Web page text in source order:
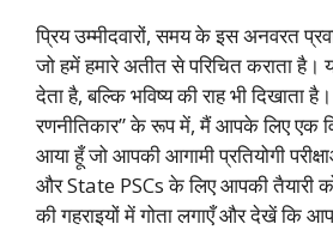
प्रिय उम्मीदवारों, समय के इस अनवरत
जो हमें हमारे अतीत से परिचित कराता
देता है, बल्कि भविष्य की राह भी दिखाता
रणनीतिकार” के रूप में, मैं आपके लिए एक
आया हूँ जो आपकी आगामी प्रतियोगी
और State PSCs के लिए आपकी तैयारी
की गहराइयों में गोता लगाएँ और देखें कि